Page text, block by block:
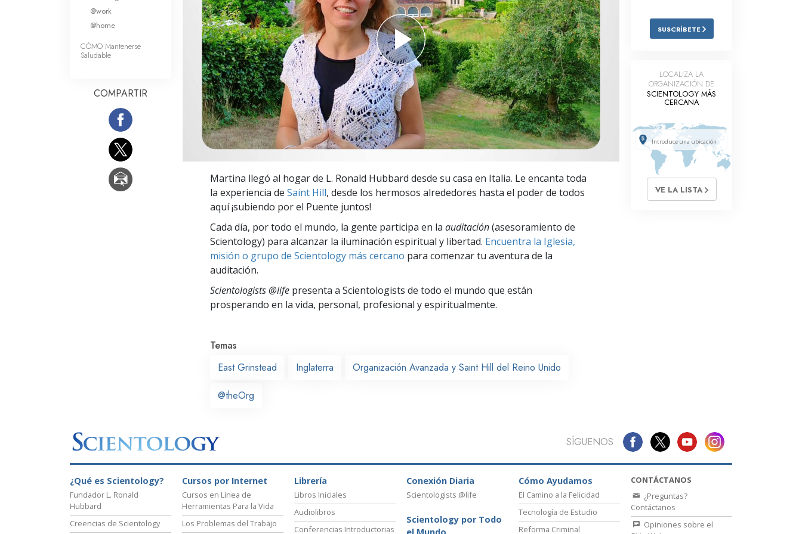
Amor y Odio: ¿Qué es Grandeza?
Respuestas a las Drogas
Los Niños
Herramientas para el Entorno Laboral
La Ética y las
Condiciones
La Causa de la Supresión
Investigaciones
Los Fundamentos de la Organización
Los Fundamentos de las Relaciones
Martina llegó al hogar de L. Ronald Hubbard desde su casa en Italia. Le encanta toda
la experiencia de Saint Hill, desde los hermosos alrededores hasta el poder de todos
aquí ¡subiendo por el Puente juntos!
Cada día, por todo el mundo, la gente participa en la auditación(asesoramiento de
Scientology) para alcanzar la iluminación espiritual y libertad. Encuentra la Iglesia,
misión o grupo de Scientology más cercano para comenzar tu aventura de la
auditación.
Scientologists @life presenta a Scientologists de todo el mundo que están
prosperando en la vida, personal, profesional y espiritualmente.
Temas
East Grinstead
Inglaterra Organización Avanzada y Saint Hill del Reino Unido
@theOrg
@work
@home
CÓMO Mantenerse
Saludable
COMPARTIR
SUSCRÍBETE
LOCALIZA LA
ORGANIZACIÓN DE
SCIENTOLOGY MÁS
CERCANA
VE LA LISTA
SÍGUENOS
¿Qué es Scientology?
Fundador L. Ronald
Hubbard
Creencias de Scientology
Cursos por Internet
Cursos en Línea de
Herramientas Para la Vida
Los Problemas del Trabajo
Librería
Libros Iniciales
Audiolibros
Conferencias Introductorias
Conexión Diaria
Scientologists @life
Scientology por Todo
Cómo Ayudamos
El Camino a la Felicidad
Tecnología de Estudio
Reforma Criminal
CONTÁCTANOS
¿Preguntas?
Contáctanos
Opiniones sobre el